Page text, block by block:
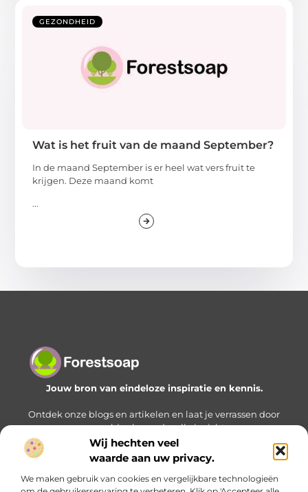
Wij hechten veel
waarde aan uw privacy.
We maken gebruik van cookies en vergelijkbare technologieën
GEZONDHEID
Wat is het fruit van de maand September?
In de maand September is er heel wat vers fruit te
krijgen. Deze maand komt
...
Jouw bron van eindeloze inspiratie en kennis.
Ontdek onze blogs en artikelen en laat je verrassen door
een wereld vol waardevolle inzichten.
Bericht categorie